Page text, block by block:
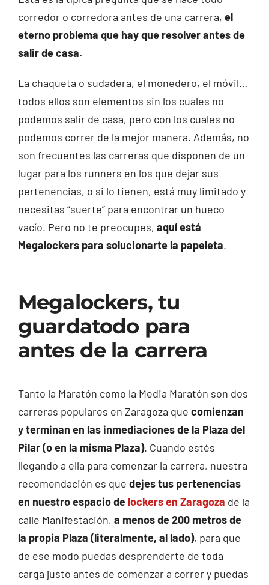
corredor o corredora antes de una carrera, el
eterno problema que hay que resolver antes de
salir de casa.
La chaqueta o sudadera, el monedero, el móvil…
todos ellos son elementos sin los cuales no
podemos salir de casa, pero con los cuales no
podemos correr de la mejor manera. Además, no
son frecuentes las carreras que disponen de un
lugar para los runners en los que dejar sus
pertenencias, o si lo tienen, está muy limitado y
necesitas “suerte” para encontrar un hueco
vacío. Pero no te preocupes, aquí está
Megalockers para solucionarte la papeleta.
Megalockers, tu
guardatodo para
antes de la carrera
Tanto la Maratón como la Media Maratón son dos
carreras populares en Zaragoza que comienzan
y terminan en las inmediaciones de la Plaza del
Pilar (o en la misma Plaza). Cuando estés
llegando a ella para comenzar la carrera, nuestra
recomendación es que dejes tus pertenencias
en nuestro espacio de lockers en Zaragoza de la
calle Manifestación, a menos de 200 metros de
la propia Plaza (literalmente, al lado), para que
de ese modo puedas desprenderte de toda
carga justo antes de comenzar a correr y puedas